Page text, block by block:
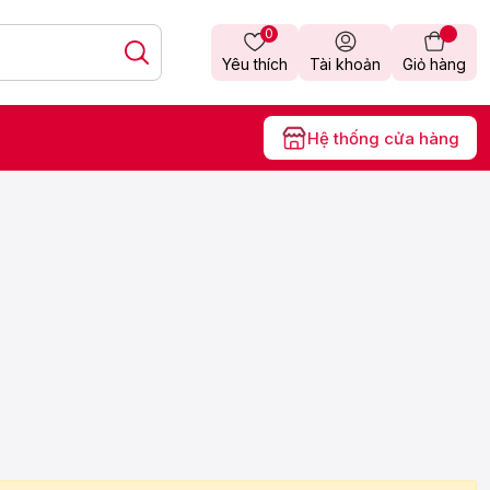
Yêu thích
0
Tài khoản Giỏ hàng
Hệ thống cửa hàng